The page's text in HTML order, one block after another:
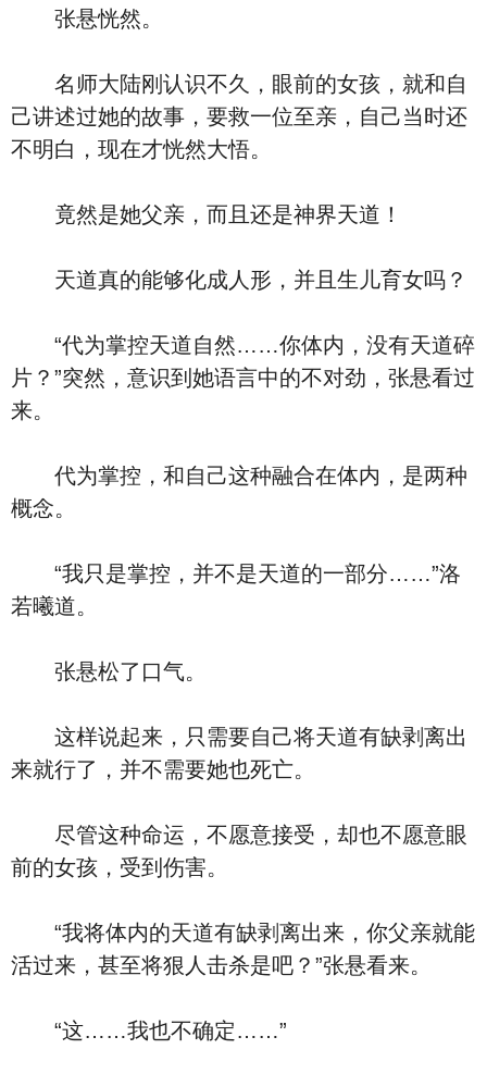
张悬恍然。
名师大陆刚认识不久，眼前的女孩，就和自
己讲述过她的故事，要救一位至亲，自己当时还
不明白，现在才恍然大悟。
竟然是她父亲，而且还是神界天道！
天道真的能够化成人形，并且生儿育女吗？
“代为掌控天道自然……你体内，没有天道碎
片？”突然，意识到她语言中的不对劲，张悬看过
来。
代为掌控，和自己这种融合在体内，是两种
概念。
“我只是掌控，并不是天道的一部分……”洛
若曦道。
张悬松了口气。
这样说起来，只需要自己将天道有缺剥离出
来就行了，并不需要她也死亡。
尽管这种命运，不愿意接受，却也不愿意眼
前的女孩，受到伤害。
“我将体内的天道有缺剥离出来，你父亲就能
活过来，甚至将狠人击杀是吧？”张悬看来。
“这……我也不确定……”